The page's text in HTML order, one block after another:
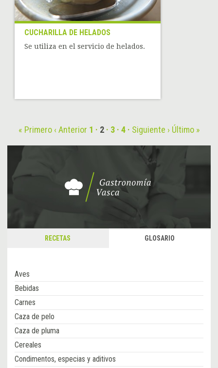
CUCHARILLA DE HELADOS
Se utiliza en el servicio de helados.
« Primero ‹ Anterior 1 2 3 4 Siguiente › Último »
RECETAS GLOSARIO
Aves
Bebidas
Carnes
Caza de pelo
Caza de pluma
Cereales
Condimentos, especias y aditivos